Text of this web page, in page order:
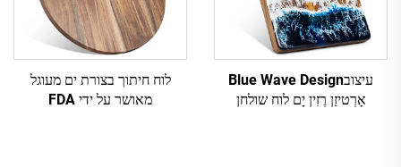
עיצובBlue Wave Design
אָרְטיזַן רֶזִין יָם לוח שולחן
לוח חיתוך בצורת ים מעוגל
מאושר על ידי FDA